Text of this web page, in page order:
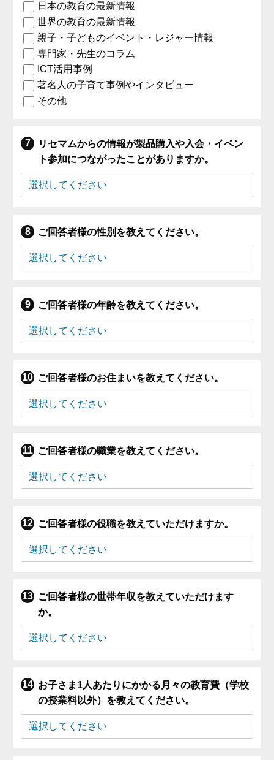
日本の教育の最新情報
世界の教育の最新情報
親子・子どものイベント・レジャー情報
専門家・先生のコラム
ICT活用事例
著名人の子育て事例やインタビュー
その他
リセマムからの情報が製品購入や入会・イベン
ト参加につながったことがありますか。
ご回答者様の性別を教えてください。
ご回答者様の年齢を教えてください。
ご回答者様のお住まいを教えてください。
ご回答者様の職業を教えてください。
ご回答者様の役職を教えていただけますか。
ご回答者様の世帯年収を教えていただけます
か。
お子さま1人あたりにかかる月々の教育費（学校
の授業料以外）を教えてください。